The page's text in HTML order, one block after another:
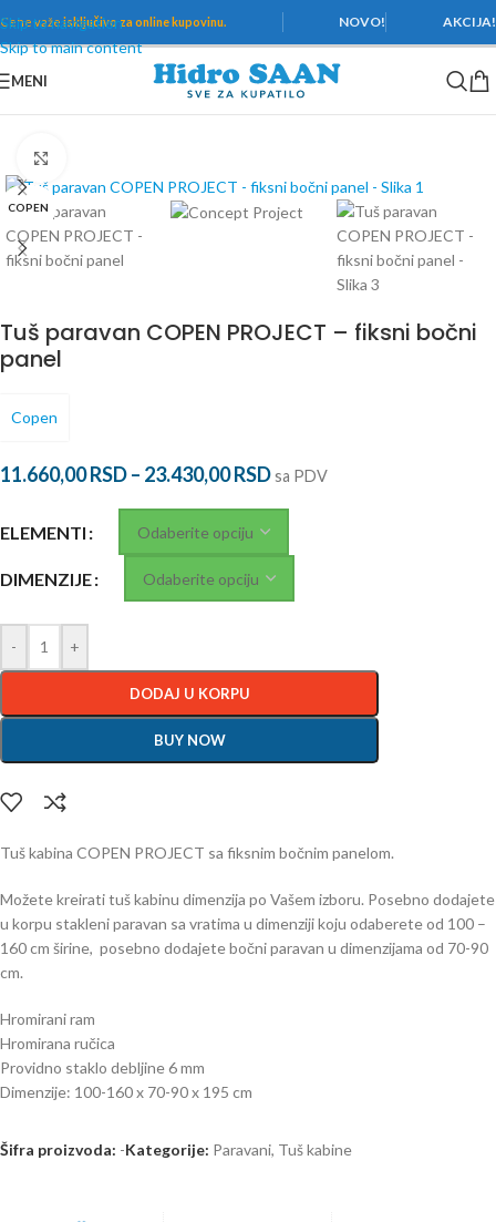
Skip to navigation
Skip to main content
Cene važeisključivo za online kupovinu. NOVO! AKCIJA!
MENI
COPEN
Tuš paravan COPEN PROJECT – fiksni bočni
panel
Copen
11.660,00RSD– 23.430,00RSDsa PDV
ELEMENTI
DIMENZIJE
- +
DODAJ U KORPU
BUY NOW
Tuš kabina COPEN PROJECT sa fiksnim bočnim panelom.
Možete kreirati tuš kabinu dimenzija po Vašem izboru. Posebno dodajete
u korpu stakleni paravan sa vratima u dimenziji koju odaberete od 100 –
160 cm širine, posebno dodajete bočni paravan u dimenzijama od 70-90
cm.
Hromirani ram
Hromirana ručica
Providno staklo debljine 6 mm
Dimenzije: 100-160 x 70-90 x 195 cm
Šifra proizvoda: -Kategorije: Paravani, Tuš kabine